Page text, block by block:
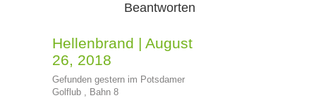
Beantworten
Hellenbrand | August
26, 2018
Gefunden gestern im Potsdamer
Golflub , Bahn 8